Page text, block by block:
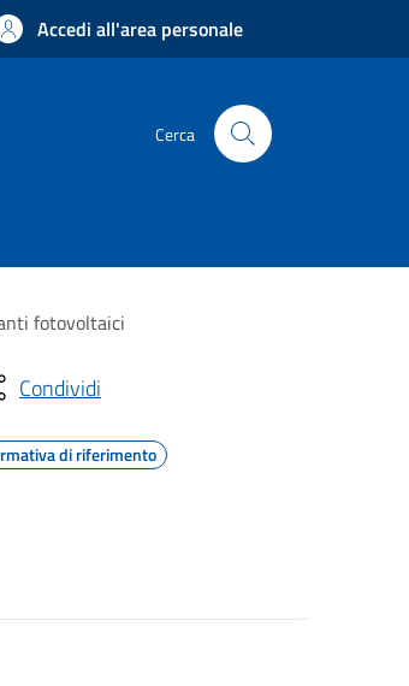
Accedi all'area personale
Cerca
fotovoltaici
Condividi
di riferimento